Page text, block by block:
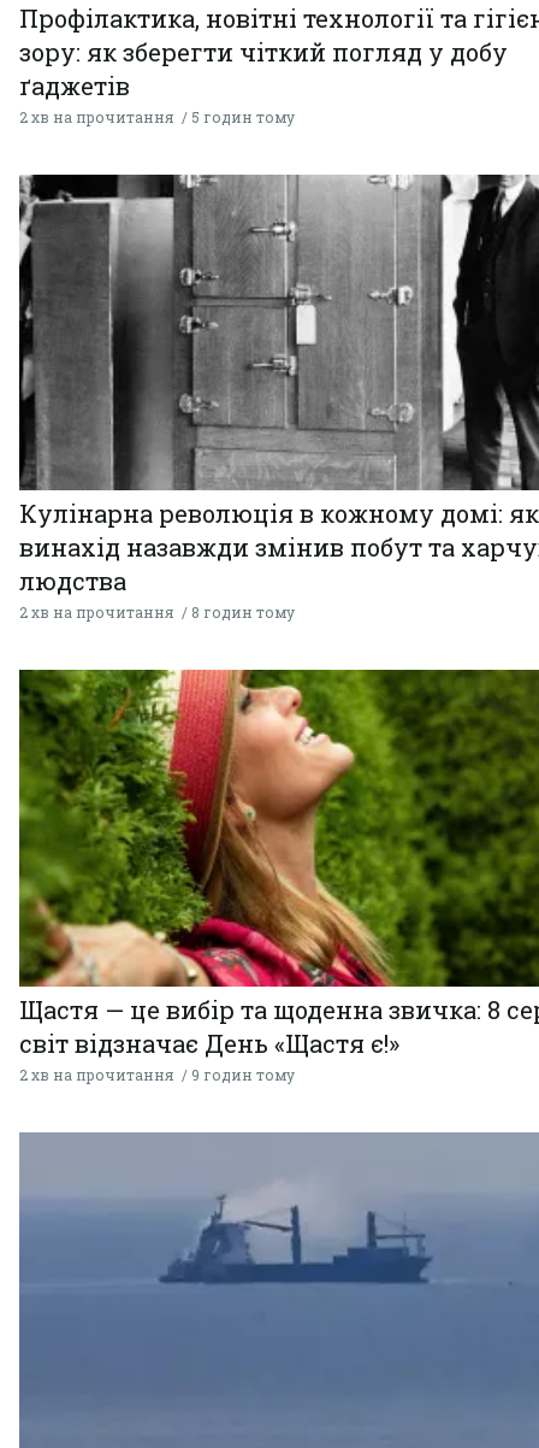
Профілактика, новітні технології та
зору: як зберегти чіткий погляд у добу
ґаджетів
2 хв на прочитання 5 годин тому
Кулінарна революція в кожному домі:
винахід назавжди змінив побут та
людства
2 хв на прочитання 8 годин тому
Щастя — це вибір та щоденна звичка: 8
світ відзначає День «Щастя є!»
2 хв на прочитання 9 годин тому